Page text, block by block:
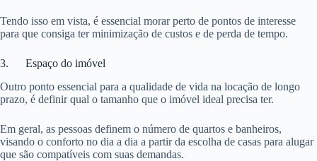
Tendo isso em vista, é essencial morar perto de pontos de interesse
para que consiga ter minimização de custos e de perda de tempo.
3. Espaço do imóvel
Outro ponto essencial para a qualidade de vida na locação de longo
prazo, é definir qual o tamanho que o imóvel ideal precisa ter.
Em geral, as pessoas definem o número de quartos e banheiros,
visando o conforto no dia a dia a partir da escolha de casas para alugar
que são compatíveis com suas demandas.